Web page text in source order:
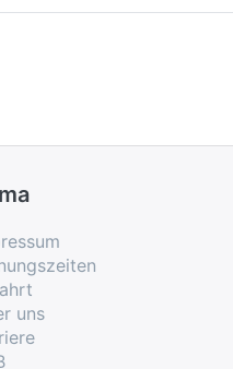
uns